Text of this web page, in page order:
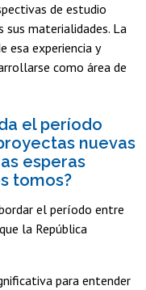
de estudio
materialidades. La
experiencia y
como área de
el período
nuevas
esperas
tomos?
el período entre
la República
para entender